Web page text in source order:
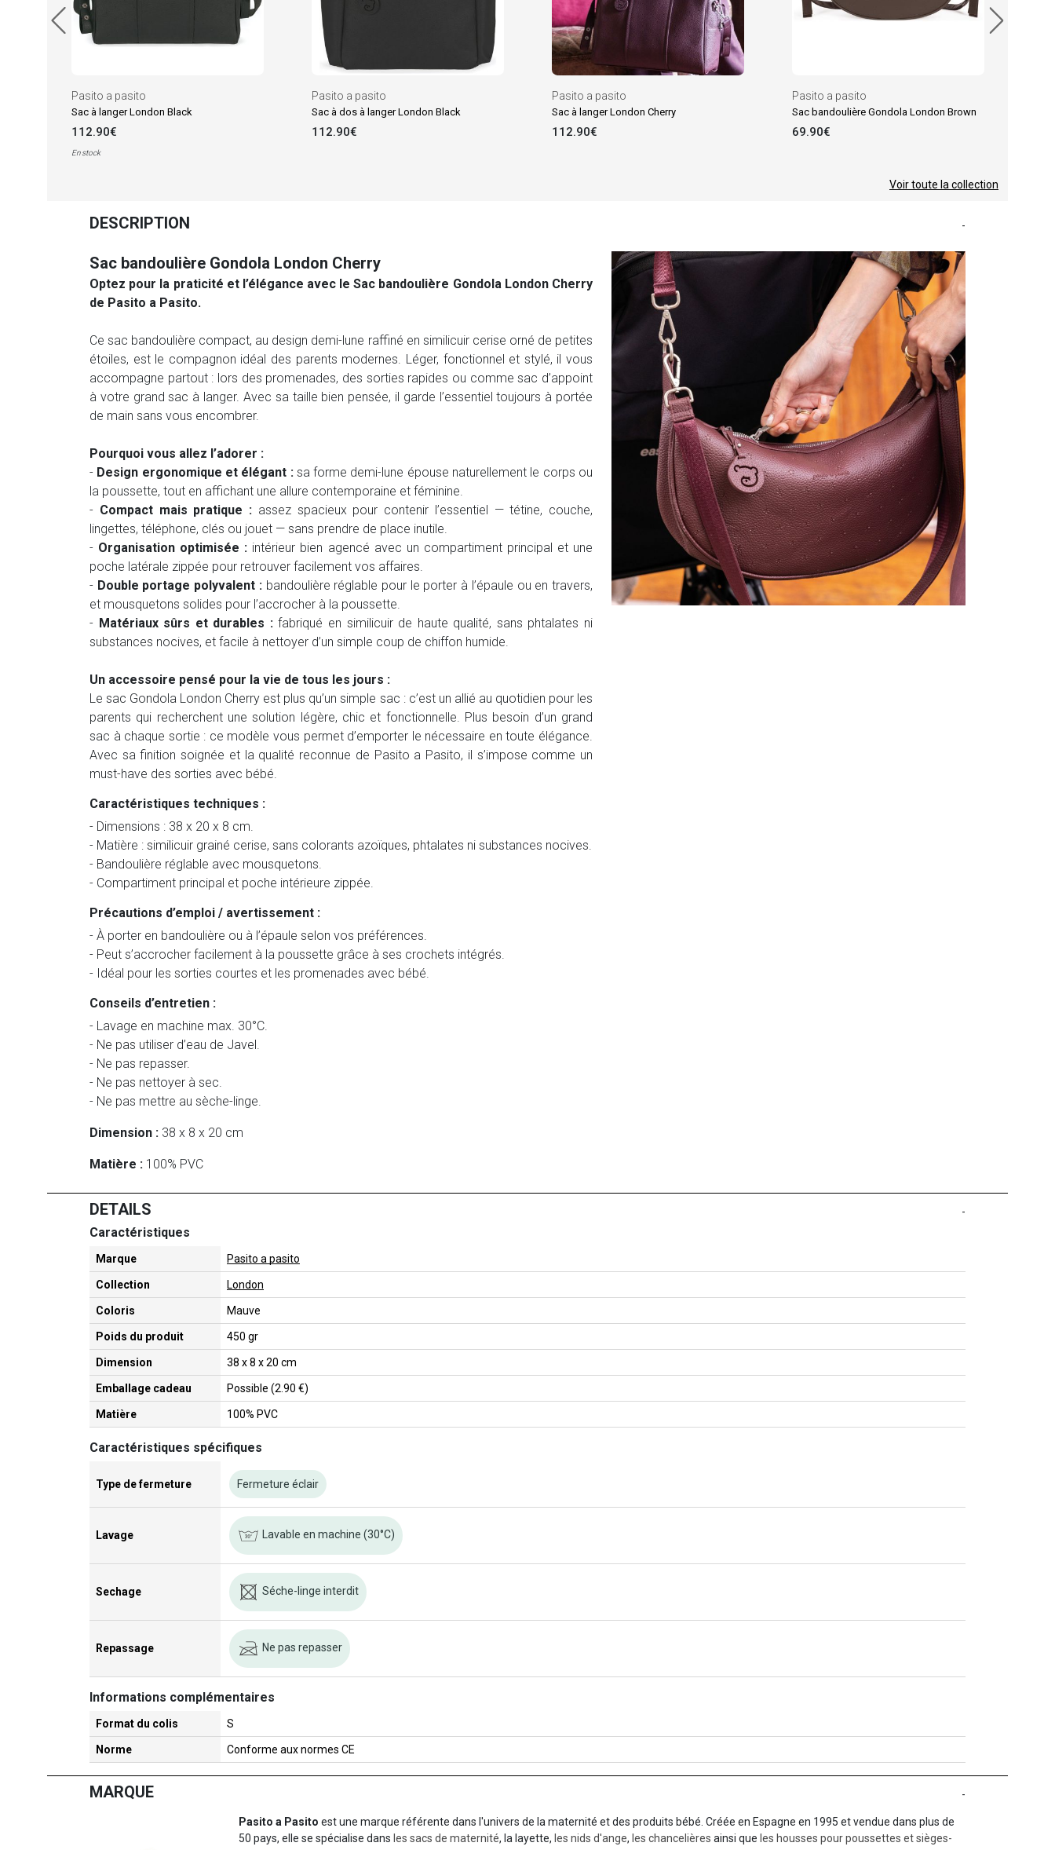
Pasito a pasito
Sac à langer London Black
112.90€
En stock
Pasito a pasito
Sac à dos à langer London Black
112.90€
Pasito a pasito
Sac à langer London Cherry
112.90€
Pasito a pasito
Sac bandoulière Gondola London Brown
69.90€
Voir toute la collection
DESCRIPTION -
Sac bandoulière Gondola London Cherry
Optez pour la praticité et l’élégance avec le Sac bandoulière Gondola London Cherry
de Pasito a Pasito.
Ce sac bandoulière compact, au design demi-lune raffiné en similicuir cerise orné de petites
étoiles, est le compagnon idéal des parents modernes. Léger, fonctionnel et stylé, il vous
accompagne partout : lors des promenades, des sorties rapides ou comme sac d’appoint
à votre grand sac à langer. Avec sa taille bien pensée, il garde l’essentiel toujours à portée
de main sans vous encombrer.
Pourquoi vous allez l’adorer :
- Design ergonomique et élégant :sa forme demi-lune épouse naturellement le corps ou
la poussette, tout en affichant une allure contemporaine et féminine.
- Compact mais pratique : assez spacieux pour contenir l’essentiel — tétine, couche,
lingettes, téléphone, clés ou jouet — sans prendre de place inutile.
- Organisation optimisée : intérieur bien agencé avec un compartiment principal et une
poche latérale zippée pour retrouver facilement vos affaires.
- Double portage polyvalent :bandoulière réglable pour le porter à l’épaule ou en travers,
et mousquetons solides pour l’accrocher à la poussette.
- Matériaux sûrs et durables :fabriqué en similicuir de haute qualité, sans phtalates ni
substances nocives, et facile à nettoyer d’un simple coup de chiffon humide.
Un accessoire pensé pour la vie de tous les jours :
Le sac Gondola London Cherry est plus qu’un simple sac : c’est un allié au quotidien pour les
parents qui recherchent une solution légère, chic et fonctionnelle. Plus besoin d’un grand
sac à chaque sortie : ce modèle vous permet d’emporter le nécessaire en toute élégance.
Avec sa finition soignée et la qualité reconnue de Pasito a Pasito, il s’impose comme un
must-have des sorties avec bébé.
Caractéristiques techniques :
- Dimensions : 38 x 20 x 8 cm.
- Matière : similicuir grainé cerise, sans colorants azoïques, phtalates ni substances nocives.
- Bandoulière réglable avec mousquetons.
- Compartiment principal et poche intérieure zippée.
Précautions d’emploi / avertissement :
- À porter en bandoulière ou à l’épaule selon vos préférences.
- Peut s’accrocher facilement à la poussette grâce à ses crochets intégrés.
- Idéal pour les sorties courtes et les promenades avec bébé.
Conseils d’entretien :
- Lavage en machine max. 30°C.
- Ne pas utiliser d’eau de Javel.
- Ne pas repasser.
- Ne pas nettoyer à sec.
- Ne pas mettre au sèche-linge.
Dimension : 38 x 8 x 20 cm
Matière : 100% PVC
DETAILS -
Caractéristiques
Marque Pasito a pasito
Collection London
Coloris Mauve
Poids du produit 450 gr
Dimension 38 x 8 x 20 cm
Emballage cadeau Possible (2.90 €)
Matière 100% PVC
Caractéristiques spécifiques
Type de fermeture Fermeture éclair
Lavage Lavable en machine (30°C)
Sechage Séche-linge interdit
Repassage Ne pas repasser
Informations complémentaires
Format du colis S
Norme Conforme aux normes CE
MARQUE -
Pasito a Pasito est une marque référente dans l'univers de la maternité et des produits bébé. Créée en Espagne en 1995 et vendue dans plus de
50 pays, elle se spécialise dans les sacs de maternité, la layette, les nids d'ange, les chancelières ainsi que les housses pour poussettes et sièges-